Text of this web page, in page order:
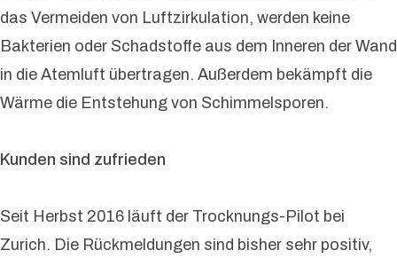
das Vermeiden von Luftzirkulation, werden keine
Bakterien oder Schadstoffe aus dem Inneren der Wand
in die Atemluft übertragen. Außerdem bekämpft die
Wärme die Entstehung von Schimmelsporen.
Kunden sind zufrieden
Seit Herbst 2016 läuft der Trocknungs-Pilot bei
Zurich. Die Rückmeldungen sind bisher sehr positiv,